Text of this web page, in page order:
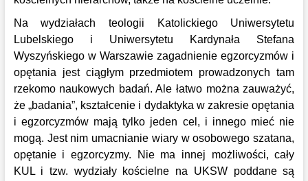
Na wydziałach teologii Katolickiego Uniwersytetu
Lubelskiego i Uniwersytetu Kardynała Stefana
Wyszyńskiego w Warszawie zagadnienie egzorcyzmów i
opętania jest ciągłym przedmiotem prowadzonych tam
rzekomo naukowych badań. Ale łatwo można zauważyć,
że „badania”, kształcenie i dydaktyka w zakresie opętania
i egzorcyzmów mają tylko jeden cel, i innego mieć nie
mogą. Jest nim umacnianie wiary w osobowego szatana,
opętanie i egzorcyzmy. Nie ma innej możliwości, cały
KUL i tzw. wydziały kościelne na UKSW poddane są